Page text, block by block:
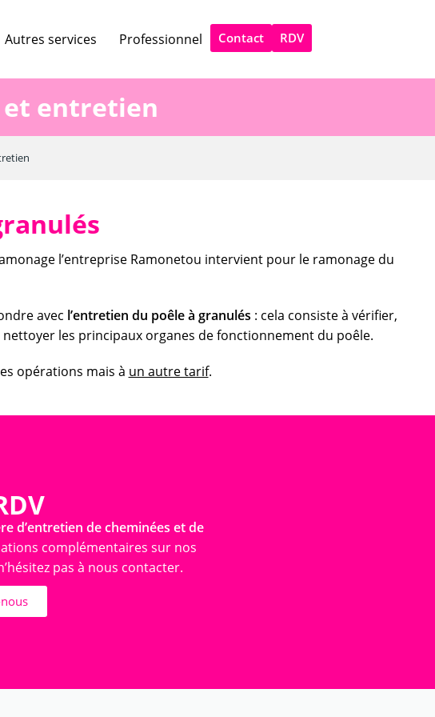
Autres services Professionnel Contact RDV
et entretien
l’entreprise Ramonetou intervient pour le ramonage du
avec l’entretien du poêle à granulés : cela consiste à vérifier,
les principaux organes de fonctionnement du poêle.
opérations mais à un autre tarif.
d’entretien de cheminées et de
complémentaires sur nos
pas à nous contacter.